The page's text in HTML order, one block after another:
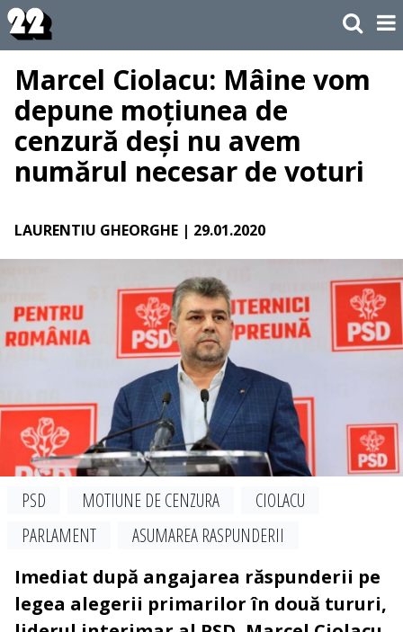
Marcel Ciolacu: Mâine vom
depune moțiunea de
cenzură deși nu avem
numărul necesar de voturi
LAURENTIU GHEORGHE | 29.01.2020
PSD MOTIUNE DE CENZURA
CIOLACU
PARLAMENT
ASUMAREA RASPUNDERII
Imediat după angajarea răspunderii pe
legea alegerii primarilor în două tururi,